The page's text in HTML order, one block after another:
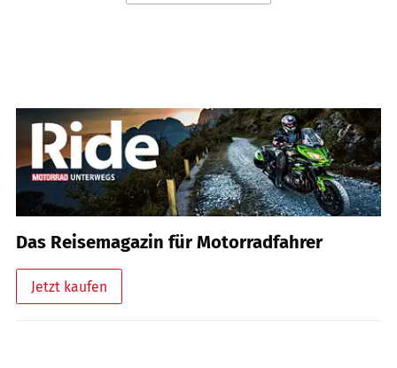
Das Reisemagazin für Motorradfahrer
Jetzt kaufen